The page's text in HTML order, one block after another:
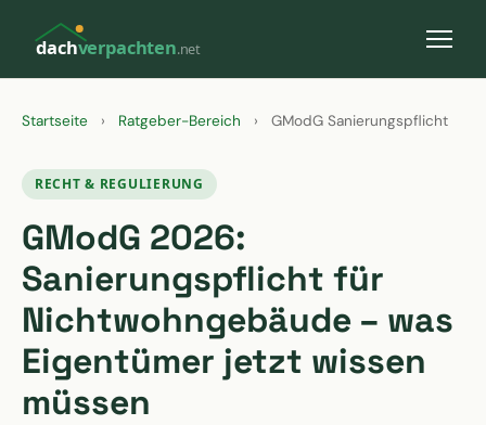
dachverpachten.net
Startseite › Ratgeber-Bereich › GModG Sanierungspflicht
RECHT & REGULIERUNG
GModG 2026:
Sanierungspflicht für
Nichtwohngebäude – was
Eigentümer jetzt wissen
müssen